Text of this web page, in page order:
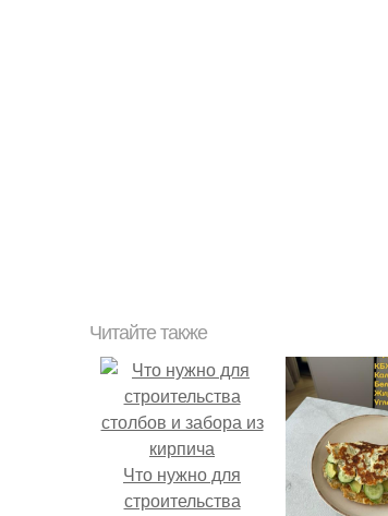
Читайте также
Что нужно для
строительства